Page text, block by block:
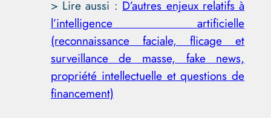
> Lire aussi : D’autres enjeux relatifs à
l’intelligence artificielle
(reconnaissance faciale, flicage et
surveillance de masse, fake news,
propriété intellectuelle et questions de
financement)